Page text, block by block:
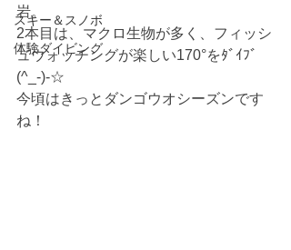
スキー＆スノボ
体験ダイビング
岩。
2本目は、マクロ生物が多く、フィッシ
ュウォッチングが楽しい170°をﾀﾞｲﾌﾞ
(^_-)-☆
今頃はきっとダンゴウオシーズンです
ね！